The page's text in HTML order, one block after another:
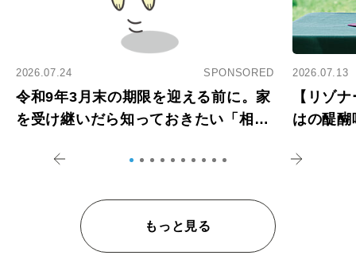
2026.07.24 SPONSORED
令和9年3月末の期限を迎える前に。家
を受け継いだら知っておきたい「相続
2026.07.13
【リゾ
はの醍
もっと見る